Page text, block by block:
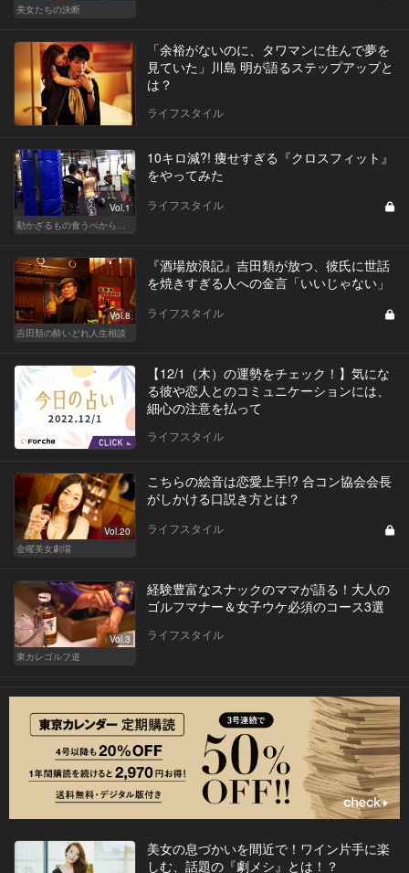
美女たちの決断
「余裕がないのに、タワマンに住んで夢を
見ていた」川島 明が語るステップアップと
は？
ライフスタイル
Vol.1
動かざるもの食うべからず！食べるの大好き編集部員のダイエット体験記
10キロ減?! 痩せすぎる『クロスフィット』
をやってみた
ライフスタイル
Vol.8
吉田類の酔いどれ人生相談
『酒場放浪記』吉田類が放つ、彼氏に世話
を焼きすぎる人への金言「いいじゃない」
ライフスタイル
【12/1（木）の運勢をチェック！】気にな
る彼や恋人とのコミュニケーションには、
細心の注意を払って
ライフスタイル
Vol.20
金曜美女劇場
こちらの絵音は恋愛上手!? 合コン協会会長
がしかける口説き方とは？
ライフスタイル
Vol.3
東カレゴルフ道
経験豊富なスナックのママが語る！大人の
ゴルフマナー＆女子ウケ必須のコース3選
ライフスタイル
美女の息づかいを間近で！ワイン片手に楽
しむ、話題の『劇メシ』とは！？